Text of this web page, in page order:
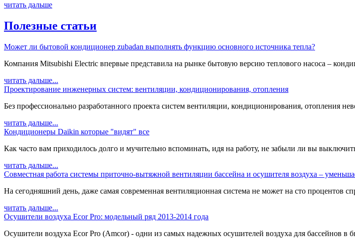
читать дальше
Полезные статьи
Может ли бытовой кондиционер zubadan выполнять функцию основного источника тепла?
Компания Mitsubishi Electric впервые представила на рынке бытовую версию теплового насоса –
читать дальше...
Проектирование инженерных систем: вентиляции, кондиционирования, отопления
Без профессионально разработанного проекта систем вентиляции, кондиционирования, отопления
читать дальше...
Кондиционеры Daikin которые "видят" все
Как часто вам приходилось долго и мучительно вспоминать, идя на работу, не забыли ли вы
читать дальше...
Совместная работа системы приточно-вытяжной вентиляции бассейна и осушителя воздуха –
На сегодняшний день, даже самая современная вентиляционная система не может на сто процентов
читать дальше...
Осушители воздуха Ecor Pro: модельный ряд 2013-2014 года
Осушители воздуха Ecor Pro (Amcor) - одни из самых надежных осушителей воздуха для бассейнов в